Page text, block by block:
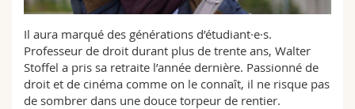
Sciences et médecine
Interfacultaire
Collaborateurs
Doctorants
Webmail
Programme des cours
MyUnifr
Il aura marqué des générations d’étudiant·e·s.
Professeur de droit durant plus de trente ans, Walter
Stoffel a pris sa retraite l’année dernière. Passionné de
droit et de cinéma comme on le connaît, il ne risque pas
de sombrer dans une douce torpeur de rentier.